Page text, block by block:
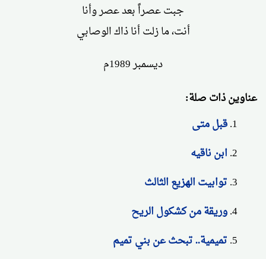
جبت عصراً بعد عصر وأنا
أنت، ما زلت أنا ذاك الوصابي
ديسمبر 1989م
عناوين ذات صلة:
قبل متى
ابن ناقيه
توابيت الهزيع الثالث
وريقة من كشكول الريح
تميمية.. تبحث عن بني تميم